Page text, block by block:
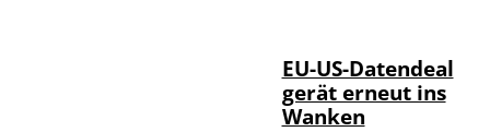
EU-US-Datendeal
gerät erneut ins
Wanken